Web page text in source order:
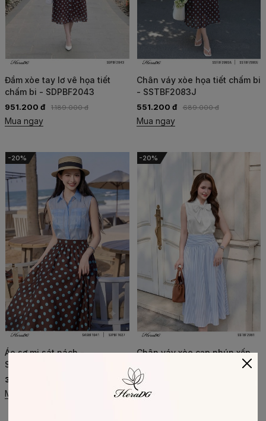
Đầm xòe tay lơ vê họa tiết
chấm bi - SDPBF2043
951.200 đ 1.189.000 đ
Mua ngay
Chân váy xòe họa tiết chấm bi
- SSTBF2083J
551.200 đ 689.000 đ
Mua ngay
-20%
Áo sơ mi sát nách -
SASBF1041
391.200 đ
Mua ngay
-20%
Chân váy xòe cạp nhún xếp
631.200 đ
Mua ngay